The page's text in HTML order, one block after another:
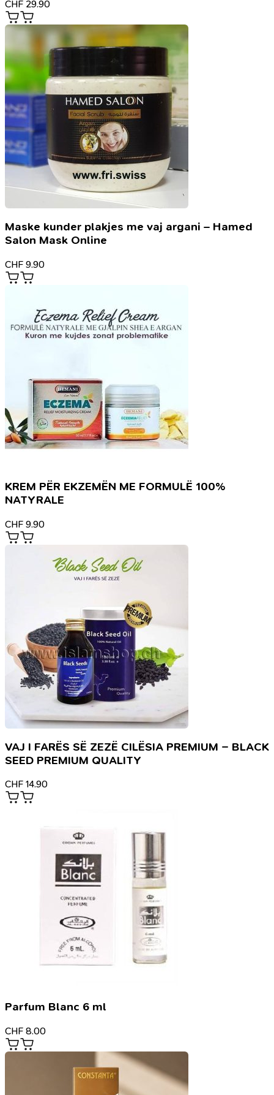
CHF 29.90
Maske kunder plakjes me vaj argani – Hamed
Salon Mask Online
CHF 9.90
KREM PËR EKZEMËN ME FORMULË 100%
NATYRALE
CHF 9.90
VAJ I FARËS SË ZEZË CILËSIA PREMIUM – BLACK
SEED PREMIUM QUALITY
CHF 14.90
Parfum Blanc 6 ml
CHF 8.00